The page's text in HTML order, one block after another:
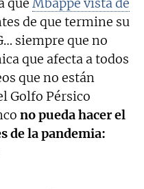
que Mbappé vista de
de que termine su
siempre que no
que afecta a todos
que no están
Golfo Pérsico
no pueda hacer el
de la pandemia: